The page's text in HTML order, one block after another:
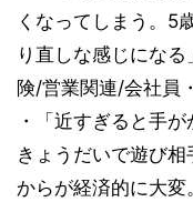
くなってしまう。5
り直しな感じにな
険/営業関連/会社員
・「近すぎると手
きょうだいで遊び
からが経済的に大